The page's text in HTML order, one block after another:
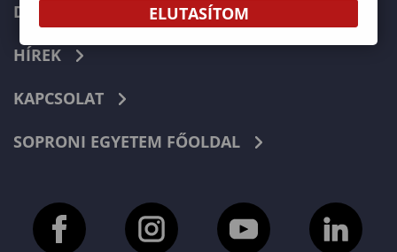
DOKUMENTUMOK
HÍREK
KAPCSOLAT
SOPRONI EGYETEM FŐOLDAL
ELUTASÍTOM